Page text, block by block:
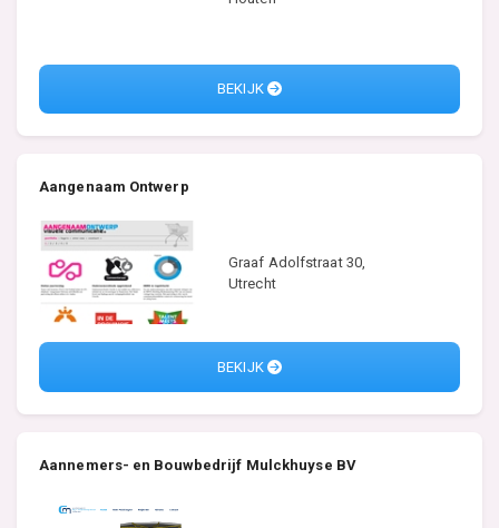
BEKIJK
Aangenaam Ontwerp
Graaf Adolfstraat 30,
Utrecht
BEKIJK
Aannemers- en Bouwbedrijf Mulckhuyse BV